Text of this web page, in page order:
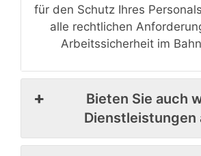
für den Schutz Ihres
alle rechtlichen
Arbeitssicherheit im
Bieten Sie auch
Dienstleistungen